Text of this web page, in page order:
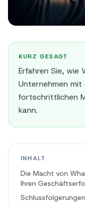
KURZ GESAGT
Erfahren Sie, wie
Unternehmen
fortschrittlichen
kann.
INHALT
Die Macht von
Ihren
Schlussfolgerungen